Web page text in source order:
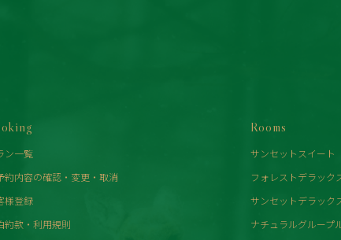
ン一覧
約内容の確認・変更・取消
様登録
約款・利用規則
Rooms
サンセットスイート
フォレストデラック
サンセットデラック
ナチュラルグループ